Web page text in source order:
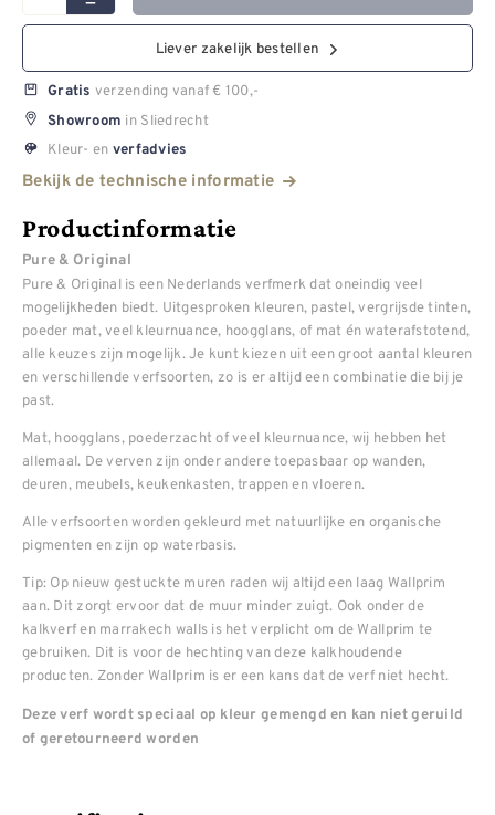
Liever zakelijk bestellen
Gratis verzending vanaf € 100,-
Showroom in Sliedrecht
Kleur- en verfadvies
Bekijk de technische informatie
Productinformatie
Pure & Original
Pure & Original is een Nederlands verfmerk dat oneindig veel
mogelijkheden biedt. Uitgesproken kleuren, pastel, vergrijsde tinten,
poeder mat, veel kleurnuance, hoogglans, of mat én waterafstotend,
alle keuzes zijn mogelijk. Je kunt kiezen uit een groot aantal kleuren
en verschillende verfsoorten, zo is er altijd een combinatie die bij je
past.
Mat, hoogglans, poederzacht of veel kleurnuance, wij hebben het
allemaal. De verven zijn onder andere toepasbaar op wanden,
deuren, meubels, keukenkasten, trappen en vloeren.
Alle verfsoorten worden gekleurd met natuurlijke en organische
pigmenten en zijn op waterbasis.
Tip: Op nieuw gestuckte muren raden wij altijd een laag Wallprim
aan. Dit zorgt ervoor dat de muur minder zuigt. Ook onder de
kalkverf en marrakech walls is het verplicht om de Wallprim te
gebruiken. Dit is voor de hechting van deze kalkhoudende
producten. Zonder Wallprim is er een kans dat de verf niet hecht.
Deze verf wordt speciaal op kleur gemengd en kan niet geruild
of geretourneerd worden